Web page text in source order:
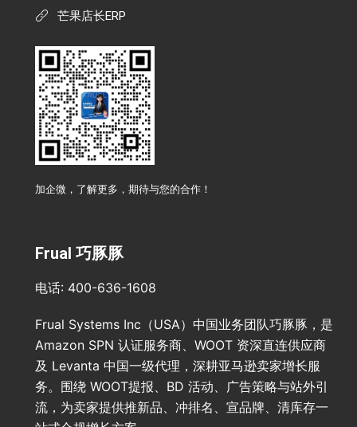
芒果店长ERP
加企微，了解更多，期待与您的合作！
Frual 巧豚豚
电话: 400-636-1608
Frual Systems Inc（USA）中国业务团队巧豚豚，是
Amazon SPN 认证服务商、WOOT 资深直连供应商
及 Levanta 中国一级代理，深耕亚马逊卖家增长服
务。围绕 WOOT提报、BD 活动、广告策略与站外引
流，为卖家提供推新品、冲排名、宣品牌、清库存一